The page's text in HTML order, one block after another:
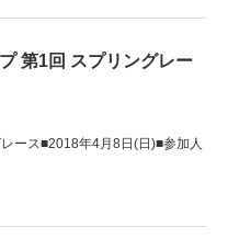
第1回 スプリングレー
ース■2018年4月8日(日)■参加人